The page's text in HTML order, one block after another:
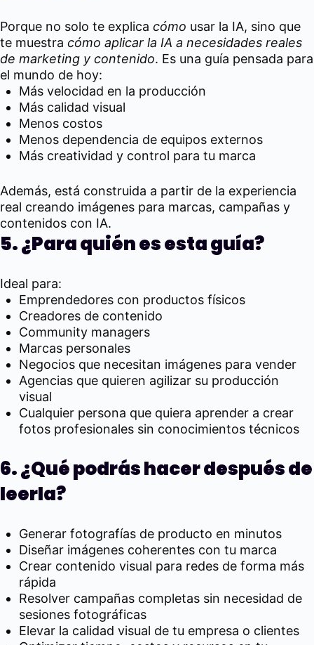
Porque no solo te explica cómo usar la IA, sino que
te muestra cómo aplicar la IA a necesidades reales
de marketing y contenido. Es una guía pensada para
el mundo de hoy:
Más velocidad en la producción
Más calidad visual
Menos costos
Menos dependencia de equipos externos
Más creatividad y control para tu marca
Además, está construida a partir de la experiencia
real creando imágenes para marcas, campañas y
contenidos con IA.
5. ¿Para quién es esta guía?
Ideal para:
Emprendedores con productos físicos
Creadores de contenido
Community managers
Marcas personales
Negocios que necesitan imágenes para vender
Agencias que quieren agilizar su producción
visual
Cualquier persona que quiera aprender a crear
fotos profesionales sin conocimientos técnicos
6. ¿Qué podrás hacer después de
leerla?
Generar fotografías de producto en minutos
Diseñar imágenes coherentes con tu marca
Crear contenido visual para redes de forma más
rápida
Resolver campañas completas sin necesidad de
sesiones fotográficas
Elevar la calidad visual de tu empresa o clientes